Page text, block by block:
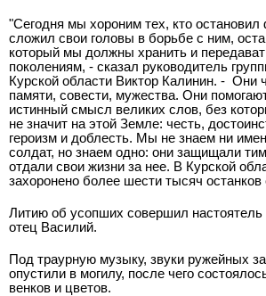
"Сегодня мы хороним тех, кто
сложил свои головы в борьбе с ним,
который мы должны хранить и
поколениям, - сказал руководитель
Курской области Виктор Калинин. - Они
памяти, совести, мужества. Они
истинный смысл великих слов, без
не значит на этой Земле: честь,
героизм и доблесть. Мы не знаем ни
солдат, но знаем одно: они защищали
отдали свои жизни за нее. В Курской
захоронено более шести тысяч останков
Литию об усопших совершил настоятель
отец Василий.
Под траурную музыку, звуки ружейных
опустили в могилу, после чего
венков и цветов.